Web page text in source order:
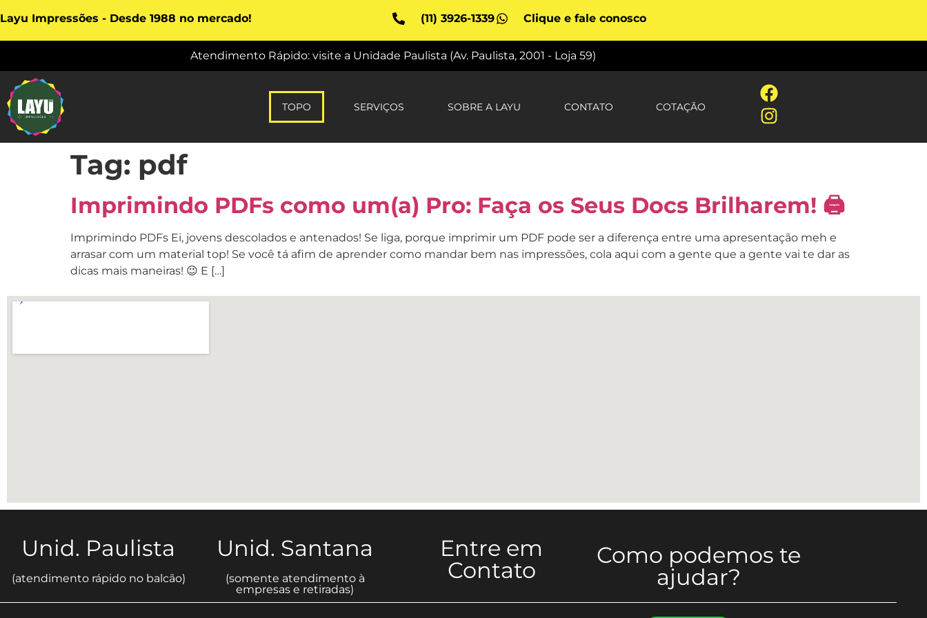
Layu Impressões - Desde 1988 no mercado! (11) 3926-1339 Clique e fale conosco
Atendimento Rápido: visite a Unidade Paulista (Av. Paulista, 2001 - Loja 59)
TOPO SERVIÇOS SOBRE A LAYU CONTATO COTAÇÃO
Tag: pdf
Imprimindo PDFs como um(a) Pro: Faça os Seus Docs Brilharem! 🖨
Imprimindo PDFs Ei, jovens descolados e antenados! Se liga, porque imprimir um PDF pode ser a diferença entre uma apresentação meh e
arrasar com um material top! Se você tá afim de aprender como mandar bem nas impressões, cola aqui com a gente que a gente vai te dar as
dicas mais maneiras! 😉 E […]
Unid. Paulista
(atendimento rápido no balcão)
Unid. Santana
(somente atendimento à
empresas e retiradas)
Entre em
Contato
Como podemos te
ajudar?